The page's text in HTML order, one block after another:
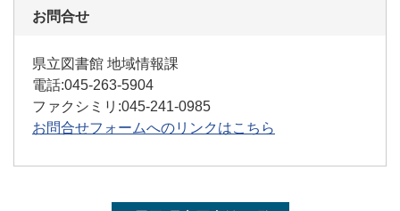
お問合せ
県立図書館 地域情報課
電話:045-263-5904
ファクシミリ:045-241-0985
お問合せフォームへのリンクはこちら